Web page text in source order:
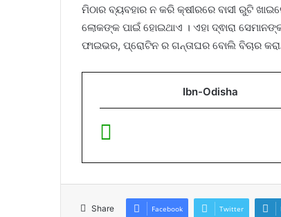
ମିଠାର ବ୍ୟବହାର ନ କରି କ୍ଷୀରରେ ବାସୀ ରୁଟି
ଲୋକଙ୍କ ପାଇଁ ହୋଇଥାଏ । ଏହା ଦ୍ଵାରା
ଫାଇଭର, ପ୍ରୋଟିନ ର ଗନ୍ତାଘର ବୋଲି ବିଚାର
Ibn-Odisha
Share Facebook Twitter